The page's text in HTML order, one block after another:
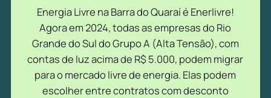
Energia Livre na Barra do Quaraí é Enerlivre!
Agora em 2024, todas as empresas do Rio
Grande do Sul do Grupo A (Alta Tensão), com
contas de luz acima de R$ 5.000, podem migrar
para o mercado livre de energia. Elas podem
escolher entre contratos com desconto